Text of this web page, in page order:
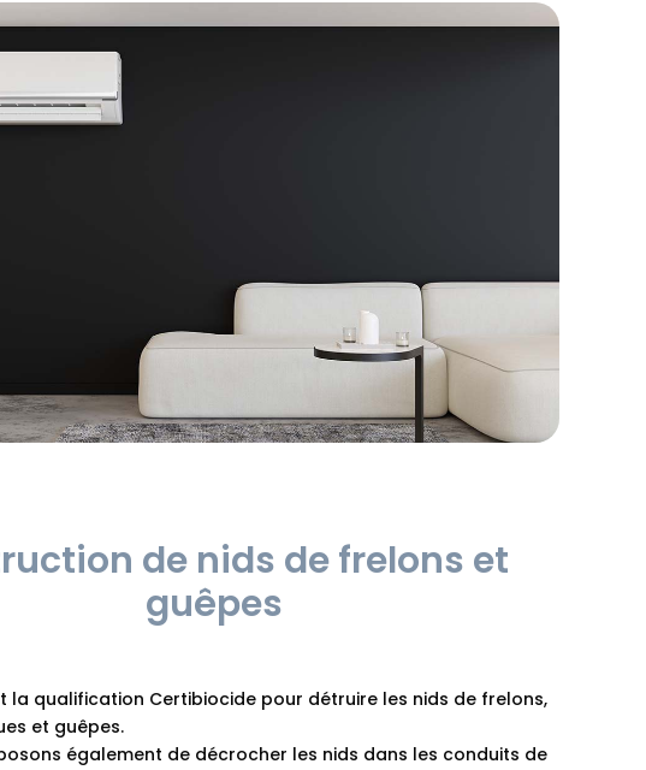
de nids de frelons et
guêpes
la qualification Certibiocide pour détruire les nids de frelons,
et guêpes.
également de décrocher les nids dans les conduits de